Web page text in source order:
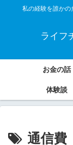
私の経験を誰かの
ライフ
お金の話
体験談
通信費